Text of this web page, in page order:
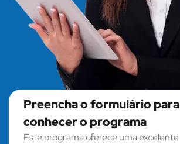
Preencha o formulário para
conhecer o programa
Este programa oferece uma excelente